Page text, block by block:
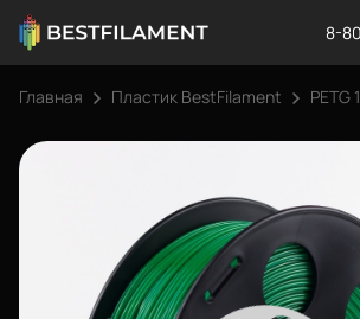
8-
Главная Пластик BestFilament PETG